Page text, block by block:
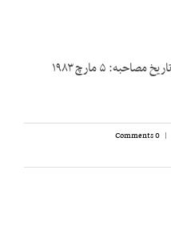
روایت‌کننده: آقای عطاءالله خسروانی تاریخ مصاحبه: ۵ مارچ ۱۹۸۳
|
0 Comments